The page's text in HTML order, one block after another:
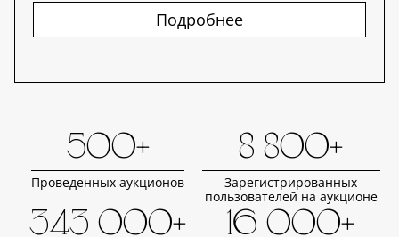
Подробнее
500+
Проведенных аукционов
8 800+
Зарегистрированных
пользователей на аукционе
343 000+ 16 000+